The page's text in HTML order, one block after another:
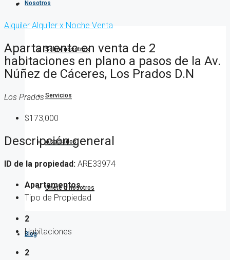
Nosotros
Sobre nosotros
Servicios
Asociados
Únete a nosotros
Blog
Alquiler Alquiler x Noche Venta
Apartamento en venta de 2
habitaciones en plano a pasos de la Av.
Núñez de Cáceres, Los Prados D.N
Los Prados
$173,000
Descripción general
ID de la propiedad: ARE33974
Apartamentos
Tipo de Propiedad
2
Habitaciones
2